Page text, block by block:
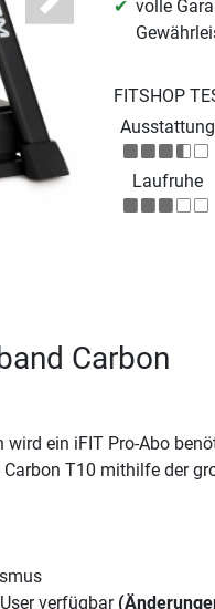
Next
volle
FITSHOP
Ausstattung
Laufruhe
Carbon
ein iFIT Pro-Abo
T10 mithilfe der
verfügbar